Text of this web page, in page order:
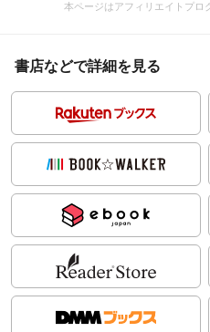
本ページはアフィリエイトプロ
書店などで詳細を見る